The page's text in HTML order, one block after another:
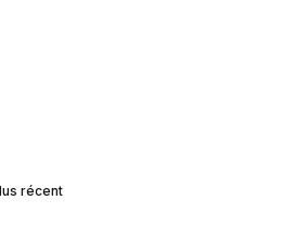
récent